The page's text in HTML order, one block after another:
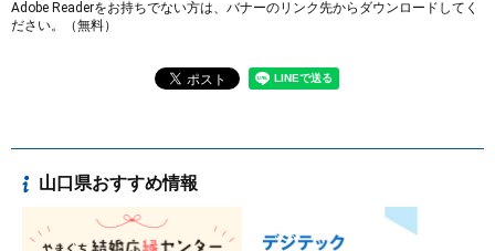
Adobe Readerをお持ちでない方は、バナーのリンク先からダウンロードしてく
ださい。（無料）
山口県おすすめ情報